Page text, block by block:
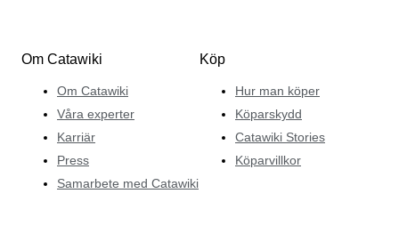
Om Catawiki
Om Catawiki
Våra experter
Karriär
Press
Samarbete med Catawiki
Köp
Hur man köper
Köparskydd
Catawiki Stories
Köparvillkor